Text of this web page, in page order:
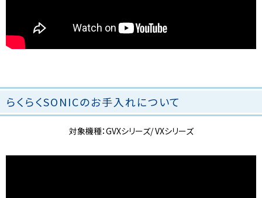
らくらくSONICのお手入れについて
対象機種：GVXシリーズ/ VXシリーズ